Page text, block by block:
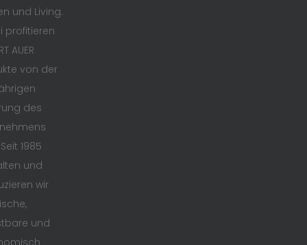
und Living.
profitieren
AUER
von der
des
1985
und
wir
und